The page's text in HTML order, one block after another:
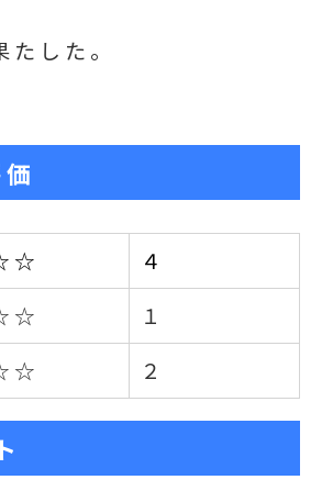
した。
４
１
２